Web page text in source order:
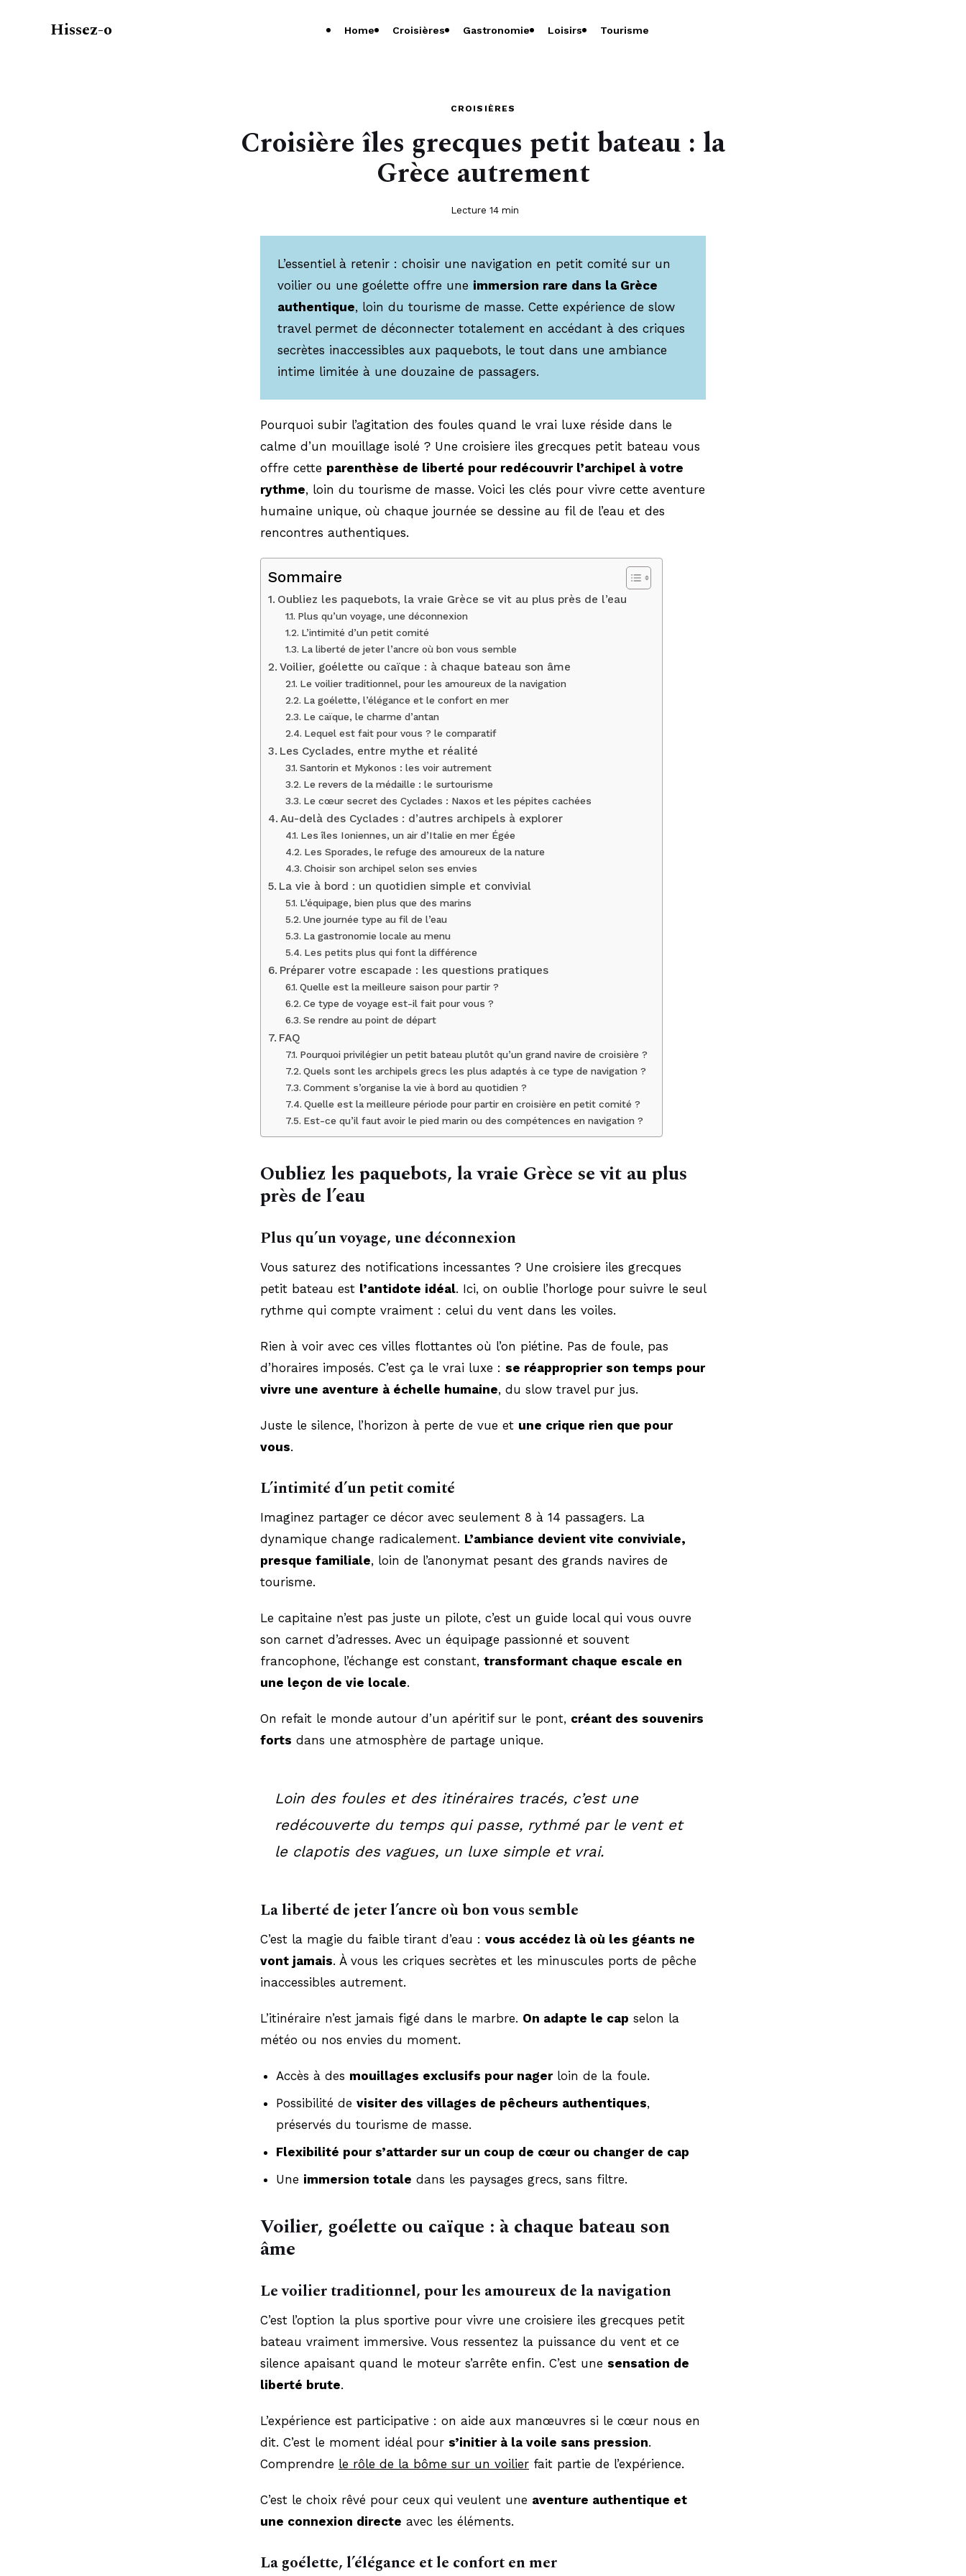
Hissez-o Home Croisières Gastronomie Loisirs Tourisme
CROISIÈRES
Croisière îles grecques petit bateau : la
Grèce autrement
Lecture 14 min
L’essentiel à retenir : choisir une navigation en petit comité sur un
voilier ou une goélette offre une immersion rare dans la Grèce
authentique, loin du tourisme de masse. Cette expérience de slow
travel permet de déconnecter totalement en accédant à des criques
secrètes inaccessibles aux paquebots, le tout dans une ambiance
intime limitée à une douzaine de passagers.
Pourquoi subir l’agitation des foules quand le vrai luxe réside dans le
calme d’un mouillage isolé ? Une croisiere iles grecques petit bateau vous
offre cette parenthèse de liberté pour redécouvrir l’archipel à votre
rythme, loin du tourisme de masse. Voici les clés pour vivre cette aventure
humaine unique, où chaque journée se dessine au fil de l’eau et des
rencontres authentiques.
Sommaire
Oubliez les paquebots, la vraie Grèce se vit au plus près de l’eau
Plus qu’un voyage, une déconnexion
L’intimité d’un petit comité
La liberté de jeter l’ancre où bon vous semble
Voilier, goélette ou caïque : à chaque bateau son âme
Le voilier traditionnel, pour les amoureux de la navigation
La goélette, l’élégance et le confort en mer
Le caïque, le charme d’antan
Lequel est fait pour vous ? le comparatif
Les Cyclades, entre mythe et réalité
Santorin et Mykonos : les voir autrement
Le revers de la médaille : le surtourisme
Le cœur secret des Cyclades : Naxos et les pépites cachées
Au-delà des Cyclades : d’autres archipels à explorer
Les îles Ioniennes, un air d’Italie en mer Égée
Les Sporades, le refuge des amoureux de la nature
Choisir son archipel selon ses envies
La vie à bord : un quotidien simple et convivial
L’équipage, bien plus que des marins
Une journée type au fil de l’eau
La gastronomie locale au menu
Les petits plus qui font la différence
Préparer votre escapade : les questions pratiques
Quelle est la meilleure saison pour partir ?
Ce type de voyage est-il fait pour vous ?
Se rendre au point de départ
FAQ
Pourquoi privilégier un petit bateau plutôt qu’un grand navire de croisière ?
Quels sont les archipels grecs les plus adaptés à ce type de navigation ?
Comment s’organise la vie à bord au quotidien ?
Quelle est la meilleure période pour partir en croisière en petit comité ?
Est-ce qu’il faut avoir le pied marin ou des compétences en navigation ?
Oubliez les paquebots, la vraie Grèce se vit au plus
près de l’eau
Plus qu’un voyage, une déconnexion
Vous saturez des notifications incessantes ? Une croisiere iles grecques
petit bateau est l’antidote idéal. Ici, on oublie l’horloge pour suivre le seul
rythme qui compte vraiment : celui du vent dans les voiles.
Rien à voir avec ces villes flottantes où l’on piétine. Pas de foule, pas
d’horaires imposés. C’est ça le vrai luxe : se réapproprier son temps pour
vivre une aventure à échelle humaine, du slow travel pur jus.
Juste le silence, l’horizon à perte de vue et une crique rien que pour
vous.
L’intimité d’un petit comité
Imaginez partager ce décor avec seulement 8 à 14 passagers. La
dynamique change radicalement. L’ambiance devient vite conviviale,
presque familiale, loin de l’anonymat pesant des grands navires de
tourisme.
Le capitaine n’est pas juste un pilote, c’est un guide local qui vous ouvre
son carnet d’adresses. Avec un équipage passionné et souvent
francophone, l’échange est constant, transformant chaque escale en
une leçon de vie locale.
On refait le monde autour d’un apéritif sur le pont, créant des souvenirs
forts dans une atmosphère de partage unique.
Loin des foules et des itinéraires tracés, c’est une
redécouverte du temps qui passe, rythmé par le vent et
le clapotis des vagues, un luxe simple et vrai.
La liberté de jeter l’ancre où bon vous semble
C’est la magie du faible tirant d’eau : vous accédez là où les géants ne
vont jamais. À vous les criques secrètes et les minuscules ports de pêche
inaccessibles autrement.
L’itinéraire n’est jamais figé dans le marbre. On adapte le cap selon la
météo ou nos envies du moment.
Accès à des mouillages exclusifs pour nagerloin de la foule.
Possibilité de visiter des villages de pêcheurs authentiques,
préservés du tourisme de masse.
Flexibilité pour s’attarder sur un coup de cœur ou changer de cap
Une immersion totale dans les paysages grecs, sans filtre.
Voilier, goélette ou caïque : à chaque bateau son
âme
Le voilier traditionnel, pour les amoureux de la navigation
C’est l’option la plus sportive pour vivre une croisiere iles grecques petit
bateau vraiment immersive. Vous ressentez la puissance du vent et ce
silence apaisant quand le moteur s’arrête enfin. C’est une sensation de
liberté brute.
L’expérience est participative : on aide aux manœuvres si le cœur nous en
dit. C’est le moment idéal pour s’initier à la voile sans pression.
Comprendre le rôle de la bôme sur un voilier fait partie de l’expérience.
C’est le choix rêvé pour ceux qui veulent une aventure authentique et
une connexion directe avec les éléments.
La goélette, l’élégance et le confort en mer